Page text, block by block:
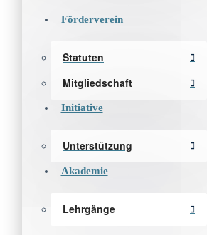
Förderverein
Statuten
Mitgliedschaft
Initiative
Unterstützung
Akademie
Lehrgänge